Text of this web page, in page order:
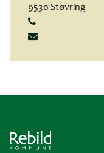
9530 Støvring